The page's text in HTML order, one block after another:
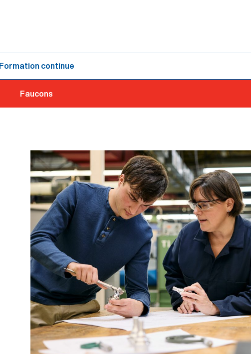
Formation continue
Faucons